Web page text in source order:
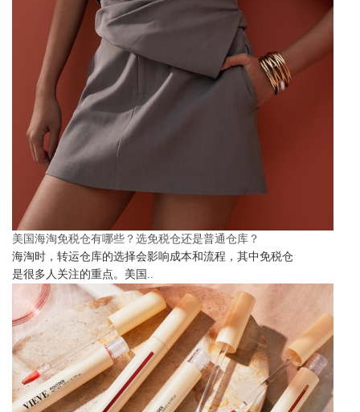
美国海淘免税仓有哪些？选免税仓还是普通仓库？
海淘时，转运仓库的选择会影响成本和流程，其中免税仓
是很多人关注的重点。美国..